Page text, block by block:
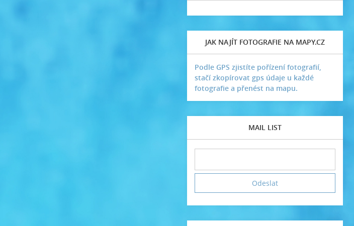
JAK NAJÍT FOTOGRAFIE NA MAPY.CZ
Podle GPS zjistíte pořízení fotografií,
stačí zkopírovat gps údaje u každé
fotografie a přenést na mapu.
MAIL LIST